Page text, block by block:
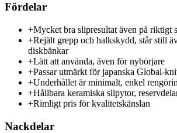
Fördelar
+Mycket bra slipresultat även på riktigt
+Rejält grepp och halkskydd, står still
diskbänkar
+Lätt att använda, även för nybörjare
+Passar utmärkt för japanska Global-
+Underhållet är minimalt, enkel
+Hållbara keramiska slipytor,
+Rimligt pris för kvalitetskänslan
Nackdelar